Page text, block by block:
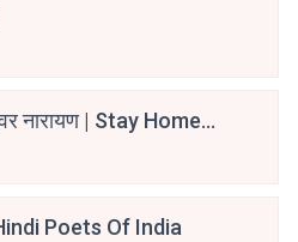
नारायण | Stay Home
Poets Of India